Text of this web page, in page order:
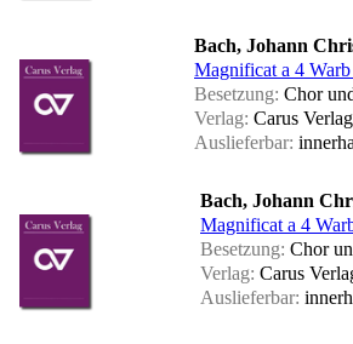
Bach, Johann
Magnificat a 4
Besetzung: Chor
Verlag: Carus Verlag
Auslieferbar:
Bach, Johann
Magnificat a 4
Besetzung: Chor
Verlag: Carus
Auslieferbar: